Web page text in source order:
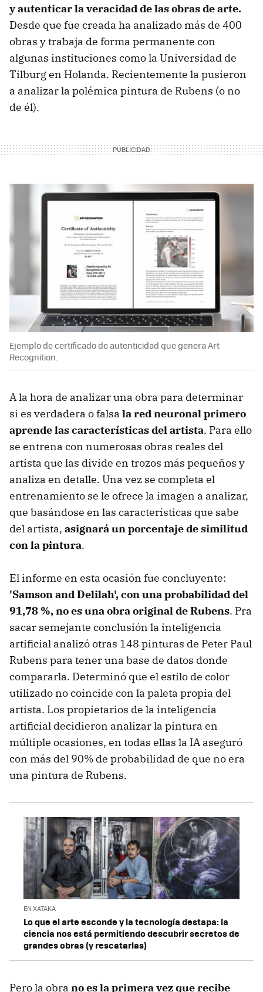
y autenticar la veracidad de las obras de arte.
Desde que fue creada ha analizado más de 400
obras y trabaja de forma permanente con
algunas instituciones como la Universidad de
Tilburg en Holanda. Recientemente la pusieron
a analizar la polémica pintura de Rubens (o no
de él).
Ejemplo de certificado de autenticidad que genera Art
Recognition.
A la hora de analizar una obra para determinar
si es verdadera o falsa la red neuronal primero
aprende las características del artista. Para ello
se entrena con numerosas obras reales del
artista que las divide en trozos más pequeños y
analiza en detalle. Una vez se completa el
entrenamiento se le ofrece la imagen a analizar,
que basándose en las características que sabe
del artista, asignará un porcentaje de similitud
con la pintura.
El informe en esta ocasión fue concluyente:
'Samson and Delilah', con una probabilidad del
91,78 %, no es una obra original de Rubens. Pra
sacar semejante conclusión la inteligencia
artificial analizó otras 148 pinturas de Peter Paul
Rubens para tener una base de datos donde
compararla. Determinó que el estilo de color
utilizado no coincide con la paleta propia del
artista. Los propietarios de la inteligencia
artificial decidieron analizar la pintura en
múltiple ocasiones, en todas ellas la IA aseguró
con más del 90% de probabilidad de que no era
una pintura de Rubens.
EN XATAKA
Lo que el arte esconde y la tecnología destapa: la
ciencia nos está permitiendo descubrir secretos de
grandes obras (y rescatarlas)
Pero la obra no es la primera vez que recibe